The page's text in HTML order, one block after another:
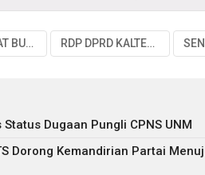
MASYARAKAT BUHUT RDP DPRD KALTENG
Dugaan Pungli CPNS UNM
Dorong Kemandirian Partai